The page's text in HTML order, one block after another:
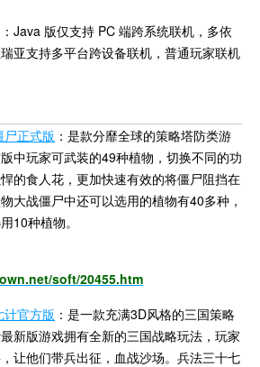
Java 版仅支持 PC 端跨系统联机，多依
亚支持多平台跨设备联机，普通玩家联机
尸正式版 ：是款分靡全球的策略塔防类游
中玩家可武装的49种植物，切换不同的功
的食人花，更加快速有效的将僵尸阻挡在
大战僵尸中还可以选用的植物有40多种，
10种植物。
soft/20455.htm
计官方版 ：是一款充满3D风格的三国策略
新版游戏拥有全新的三国战略玩法，玩家
让他们带兵出征，血战沙场。兵法三十七